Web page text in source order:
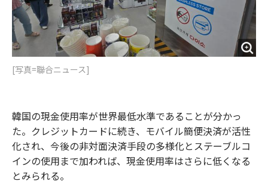
[写真=聯合ニュース]
韓国の現金使用率が世界最低水準であることが分かっ
た。クレジットカードに続き、モバイル簡便決済が活性
化され、今後の非対面決済手段の多様化とステーブルコ
インの使用まで加われば、現金使用率はさらに低くなる
とみられる。